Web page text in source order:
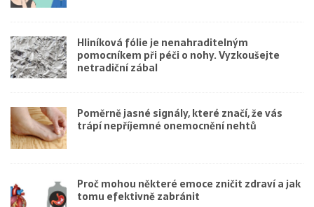
Hliníková fólie je nenahraditelným
pomocníkem při péči o nohy. Vyzkoušejte
netradiční zábal
Poměrně jasné signály, které značí, že vás
trápí nepříjemné onemocnění nehtů
Proč mohou některé emoce zničit zdraví a jak
tomu efektivně zabránit